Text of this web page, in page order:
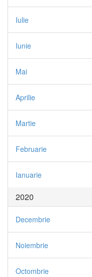
Iulie
Iunie
Mai
Aprilie
Martie
Februarie
Ianuarie
2020
Decembrie
Noiembrie
Octombrie